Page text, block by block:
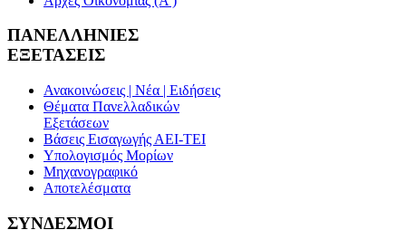
ΠΑΝΕΛΛΗΝΙΕΣ
ΕΞΕΤΑΣΕΙΣ
Ανακοινώσεις | Νέα | Ειδήσεις
Θέματα Πανελλαδικών
Εξετάσεων
Βάσεις Εισαγωγής ΑΕΙ-ΤΕΙ
Υπολογισμός Μορίων
Μηχανογραφικό
Αποτελέσματα
ΣΥΝΔΕΣΜΟΙ